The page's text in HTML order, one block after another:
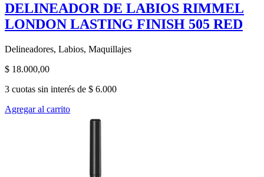
DELINEADOR DE LABIOS RIMMEL
LONDON LASTING FINISH 505 RED
Delineadores, Labios, Maquillajes
$ 18.000,00
3 cuotas sin interés de $ 6.000
Agregar al carrito